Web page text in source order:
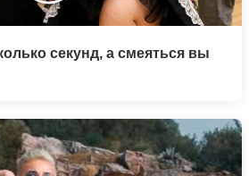
секунд, а смеяться вы